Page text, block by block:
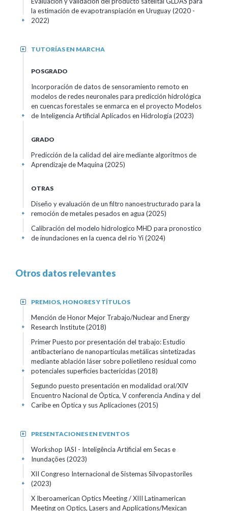
la estimación de evapotranspiación en Uruguay(2020 -
2022)
+
TUTORÍAS EN MARCHA
+
POSGRADO
Incorporación de datos de sensoramiento remoto en
modelos de redes neuronales para predicción hidrológica
en cuencas forestales se enmarca en el proyecto Modelos
de Inteligencia Artificial Aplicados en Hidrología (2023)
+
GRADO
Predicción de la calidad del aire mediante algoritmos de
Aprendizaje de Maquina (2025)
+
OTRAS
Diseño y evaluación de un filtro nanoestructurado para la
remoción de metales pesados en agua (2025)
+
Calibración del modelo hidrologico MHD para pronostico
de inundaciones en la cuenca del rio Yi(2024)
+
Otros datos relevantes
PREMIOS, HONORES Y TÍTULOS
+
Mención de Honor Mejor Trabajo/Nuclear and Energy
Research Institute(2018)
+
Primer Puesto por presentación del trabajo: Estudio
antibacteriano de nanopartículas metálicas sintetizadas
mediante ablación láser sobre polietileno residual como
potenciales superficies bactericidas(2018)
+
Segundo puesto presentación en modalidad oral/XIV
Encuentro Nacional de Óptica, V conferencia Andina y del
Caribe en Óptica y sus Aplicaciones(2015)
+
PRESENTACIONES EN EVENTOS
+
Workshop IASI - Inteligência Artificial em Secas e
Inundações(2023)
+
XII Congreso Internacional de Sistemas Silvopastoriles
(2023)
+
X Iberoamerican Optics Meeting / XIII Latinamerican
Meeting on Optics, Lasers and Applications/Mexican